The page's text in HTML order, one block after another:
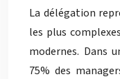
La délégation
les plus
modernes. Dans
75% des